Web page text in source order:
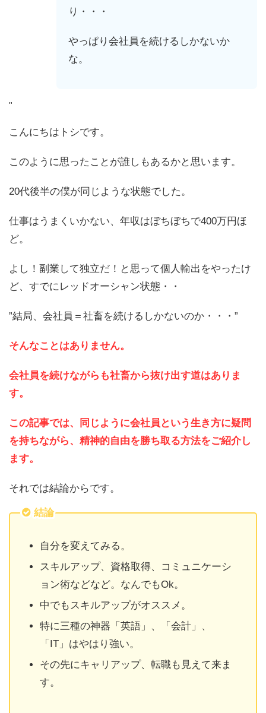
り・・・
やっぱり会社員を続けるしかないか
な。
"
こんにちはトシです。
このように思ったことが誰しもあるかと思います。
20代後半の僕が同じような状態でした。
仕事はうまくいかない、年収はぼちぼちで400万円ほ
ど。
よし！副業して独立だ！と思って個人輸出をやったけ
ど、すでにレッドオーシャン状態・・
”結局、会社員＝社畜を続けるしかないのか・・・”
そんなことはありません。
会社員を続けながらも社畜から抜け出す道はありま
す。
この記事では、同じように会社員という生き方に疑問
を持ちながら、精神的自由を勝ち取る方法をご紹介し
ます。
それでは結論からです。
結論
自分を変えてみる。
スキルアップ、資格取得、コミュニケーシ
ョン術などなど。なんでもOk。
中でもスキルアップがオススメ。
特に三種の神器「英語」、「会計」、
「IT」はやはり強い。
その先にキャリアップ、転職も見えて来ま
す。